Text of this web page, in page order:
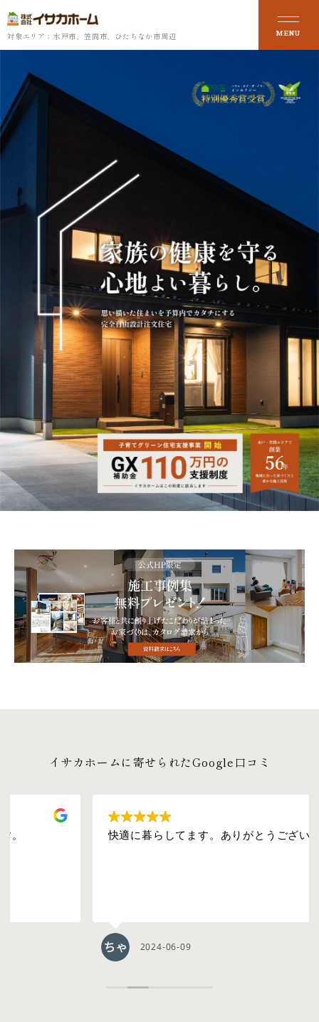
対象エリア：水戸市、笠間市、ひたちなか市周辺
イサカホームに寄せられたGoogle口コミ
快適に暮らしてます。ありがとうございました。
2024-06-09